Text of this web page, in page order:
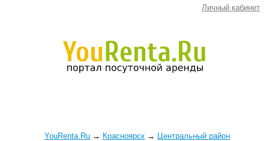
Личный кабинет
YouRenta.Ru → Красноярск → Центральный район